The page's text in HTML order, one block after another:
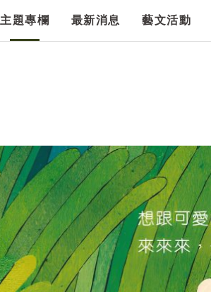
主題專欄 最新消息 藝文活動